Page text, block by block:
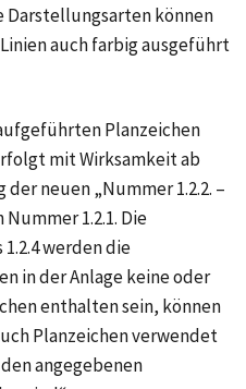
Darstellungsarten können
auch farbig ausgeführt
Planzeichen
mit Wirksamkeit ab
der neuen„Nummer 1.2.2. –
Nummer 1.2.1. Die
1.2.4 werden die
in der Anlage keine oder
enthalten sein, können
Planzeichen verwendet
angegebenen